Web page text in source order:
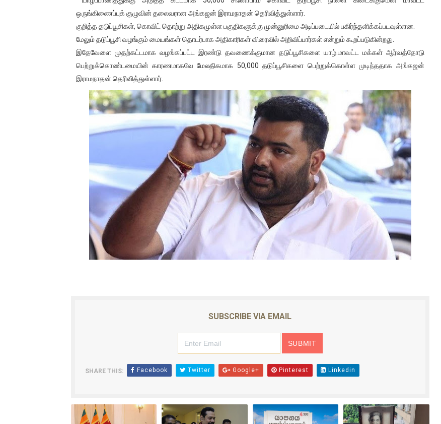
01/11/2021 Scotland ல் நடைபெறும் கண்டனப் போராட்டத்திற்கு கலந்துகொள்ளுமாறு
பாலச்சந்திரன் மற்றும் தன்னிடம் படித்த மாணவர்கள் தொடர்பில் நாடாளுமன்றத்தில் பகிரங்க கேள்வி
பிரிட்டனால் கடத்தப்படும் நிலையில் இலங்கைத் தமிழ் குடும்பம்!! நடந்தது என்ன
வர்ராரு...வர்ராரு... அண்ணாத்த : ரஜினிக்காக இலங்கை பாடலாசிரியர் வெளியிட்ட...
கைது செய்யப்பட்ட இளைஞன் உயிரிழப்பு - கொதித்தெழுந்த பிரதேசவாசிகள்!
தடுப்பூசியை பெற்றுக் கொள்ளக் கூடிய இடங்கள்...
சிறுமியை பாலியல் வன்கொடுமை செய்த முதியவருக்கு வழங்கப்பட்ட தண்டனை
பிரபல நடிகை தூக்கிட்டு தற்கொலை!
வடிவேலுவுக்கு நீதிமன்றம் விதித்துள்ள அதிரடி உத்தரவு!
தியாகதீபம் லெப்.கேணல் திலீபன், கேணல் சங்கர் ஆகியோரின் நினைவெழுச்சி நாள் - 26.09.2021
ஐ.நா முன்றலில் சீரற்ற காலநிலையிலும் தமிழின அழிப்பிற்கு நீதி கேட்டு நடைபெற்ற கவனயீர்ப்புப்
இளையராஜா – கமல் அவசர சந்திப்பு (படங்கள், விடியோ)
ஒருங்கிணைப்புக் குழுவின் தலைவரான அங்கஜன் இராமநாதன் தெரிவித்துள்ளார்.
குறித்த தடுப்பூசிகள், கொவிட் தொற்று அதிகமுள்ள பகுதிகளுக்கு முன்னுரிமை அடிப்படையில் பகிர்ந்தளிக்கப்படவுள்ளன.
மேலும் தடுப்பூசி வழங்கும் மையங்கள் தொடர்பாக அதிகாரிகள் விரைவில் அறிவிப்பார்கள் என்றும் கூறப்படுகின்றது.
இதேவேளை முதற்கட்டமாக வழங்கப்பட்ட இரண்டு தவணைக்குமான தடுப்பூசிகளை யாழ்.மாவட்ட மக்கள் ஆர்வத்தோடு
பெற்றுக்கொண்டமையின் காரணமாகவே மேலதிகமாக 50,000 தடுப்பூசிகளை பெற்றுக்கொள்ள முடிந்ததாக அங்கஜன்
இராமநாதன் தெரிவித்துள்ளார்.
SUBSCRIBE VIA EMAIL
SHARE THIS: Facebook Twitter Google+ Pinterest Linkedin